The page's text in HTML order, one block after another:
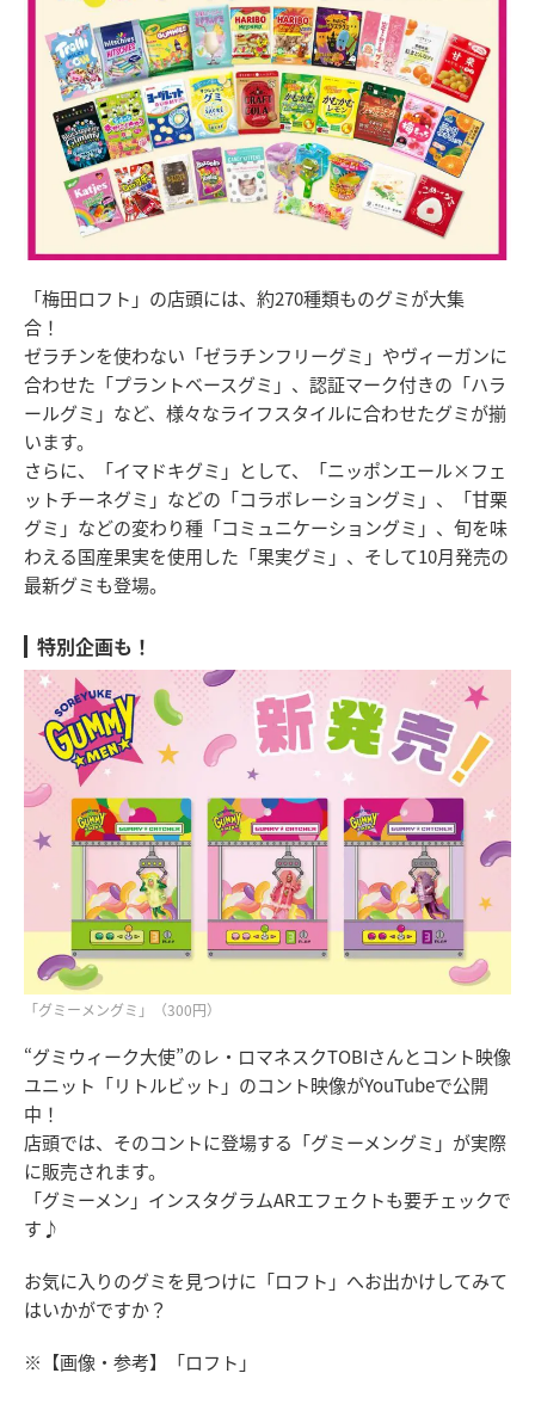
「梅田ロフト」の店頭には、約270種類ものグミが大集
合！
ゼラチンを使わない「ゼラチンフリーグミ」やヴィーガンに
合わせた「プラントベースグミ」、認証マーク付きの「ハラ
ールグミ」など、様々なライフスタイルに合わせたグミが揃
います。
さらに、「イマドキグミ」として、「ニッポンエール×フェ
ットチーネグミ」などの「コラボレーショングミ」、「甘栗
グミ」などの変わり種「コミュニケーショングミ」、旬を味
わえる国産果実を使用した「果実グミ」、そして10月発売の
最新グミも登場。
特別企画も！
「グミーメングミ」（300円）
“グミウィーク大使”のレ・ロマネスクTOBIさんとコント映像
ユニット「リトルビット」のコント映像がYouTubeで公開
中！
店頭では、そのコントに登場する「グミーメングミ」が実際
に販売されます。
「グミーメン」インスタグラムARエフェクトも要チェックで
す♪
お気に入りのグミを見つけに「ロフト」へお出かけしてみて
はいかがですか？
※【画像・参考】「ロフト」